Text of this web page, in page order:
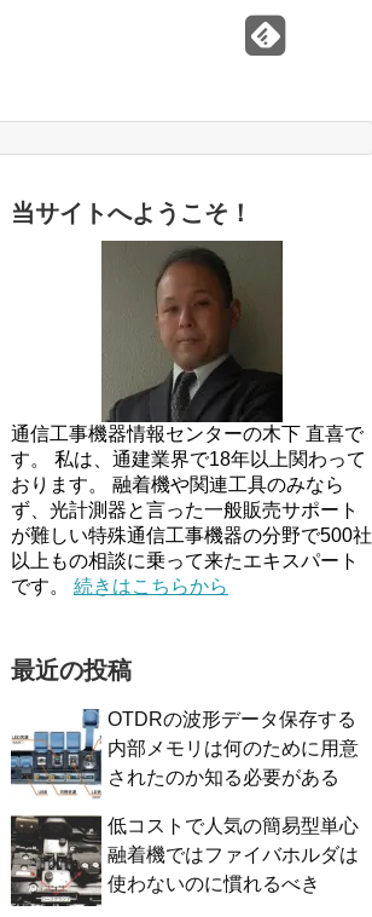
当サイトへようこそ！
通信工事機器情報センターの木下 直喜で
す。 私は、通建業界で18年以上関わって
おります。 融着機や関連工具のみなら
ず、光計測器と言った一般販売サポート
が難しい特殊通信工事機器の分野で500社
以上もの相談に乗って来たエキスパート
です。 続きはこちらから
最近の投稿
OTDRの波形データ保存する
内部メモリは何のために用意
されたのか知る必要がある
低コストで人気の簡易型単心
融着機ではファイバホルダは
使わないのに慣れるべき